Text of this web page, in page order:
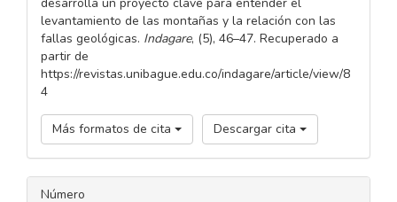
levantamiento de las montañas y la relación con las
fallas geológicas. Indagare, (5), 46–47. Recuperado a
partir de
https://revistas.unibague.edu.co/indagare/article/view/8
4
Más formatos de cita Descargar cita
Número